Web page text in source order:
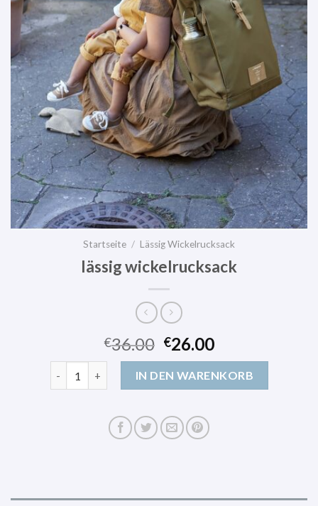
Startseite / Lässig Wickelrucksack
lässig wickelrucksack
€36.00 €26.00
IN DEN WARENKORB